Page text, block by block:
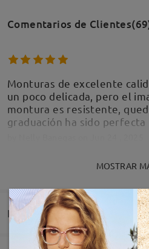
Comentarios de
Monturas de excelente
un poco delicada, pero el
montura es resistente,
graduación ha sido perfecta
MOSTRAR
Entrega